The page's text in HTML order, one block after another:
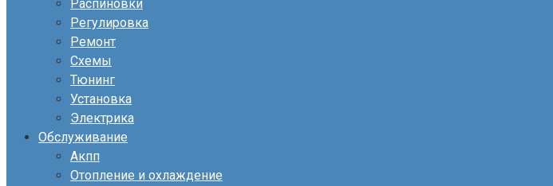
Распиновки
Регулировка
Ремонт
Схемы
Тюнинг
Установка
Электрика
Обслуживание
Акпп
Отопление и охлаждение